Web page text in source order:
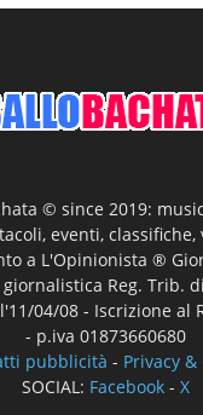
© since 2019:
eventi, classifiche,
a L'Opinionista ®
Reg. Trib.
04/08 - Iscrizione al
- p.iva 01873660680
pubblicità - Privacy &
SOCIAL: Facebook -X